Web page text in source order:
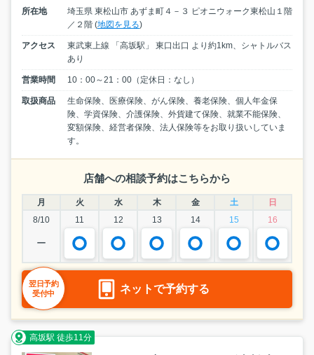
りやすくご説明いたします。
所在地
埼玉県 東松山市 あずま町４－３ ピオニウォーク東松山１階
／２階 (地図を見る)
アクセス
東武東上線 「高坂駅」 東口出口 より約1km、シャトルバス
あり
営業時間 10：00～21：00（定休日：なし）
取扱商品
生命保険、医療保険、がん保険、養老保険、個人年金保
険、学資保険、介護保険、外貨建て保険、就業不能保険、
変額保険、経営者保険、法人保険等をお取り扱いしていま
す。
店舗への相談予約はこちらから
月 火 水 木 金 土
日
8/10
11 12 13 14 15 16
ー
ネットで予約する
翌日予約
受付中
高坂駅 徒歩11分